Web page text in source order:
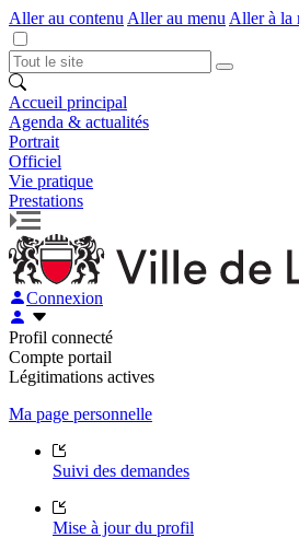
Aller au contenu Aller au menu Aller à la
Accueil principal
Agenda & actualités
Portrait
Officiel
Vie pratique
Prestations
Connexion
Profil connecté
Compte portail
Légitimations actives
Ma page personnelle
Suivi des demandes
Mise à jour du profil